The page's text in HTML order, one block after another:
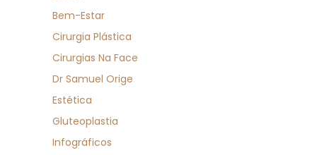
Bem-Estar
Cirurgia Plástica
Cirurgias Na Face
Dr Samuel Orige
Estética
Gluteoplastia
Infográficos